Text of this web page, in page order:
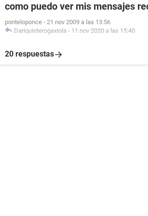
como puedo ver mis mensajes
ponteloponce - 21 nov 2009 a las 13:56
Dariquinterogaxiola - 11 nov 2020 a las 15:40
20 respuestas